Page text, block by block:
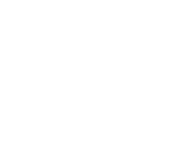
ЦЕНТР
ЦЕНТР
на странице